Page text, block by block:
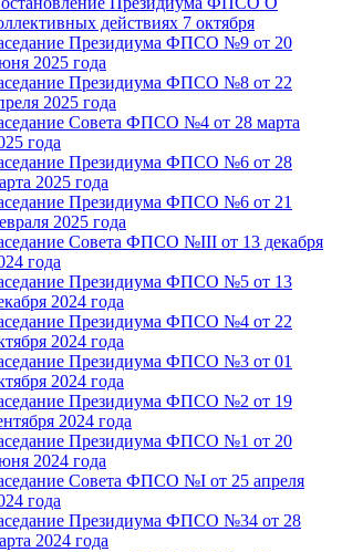
действиях 7 октября
Президиума ФПСО №9 от 20
2025 года
Президиума ФПСО №8 от 22
2025 года
Совета ФПСО №4 от 28 марта
года
Президиума ФПСО №6 от 28
2025 года
Президиума ФПСО №6 от 21
2025 года
Совета ФПСО №III от 13 декабря
года
Президиума ФПСО №5 от 13
2024 года
Президиума ФПСО №4 от 22
2024 года
Президиума ФПСО №3 от 01
2024 года
Президиума ФПСО №2 от 19
2024 года
Президиума ФПСО №1 от 20
2024 года
Совета ФПСО №I от 25 апреля
года
Президиума ФПСО №34 от 28
2024 года